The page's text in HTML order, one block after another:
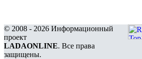
© 2008 - 2026 Информационный
проект
LADAONLINE. Все права
защищены.